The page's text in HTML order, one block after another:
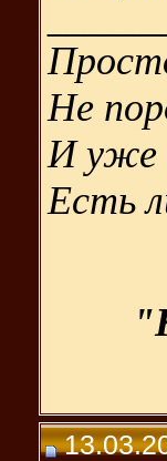
Не
И уже
Есть